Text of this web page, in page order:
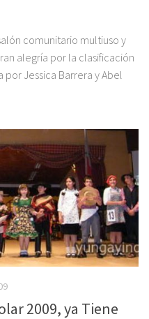
comunitario multiuso y
alegría por la clasificación
Jessica Barrera y Abel
2009, ya Tiene